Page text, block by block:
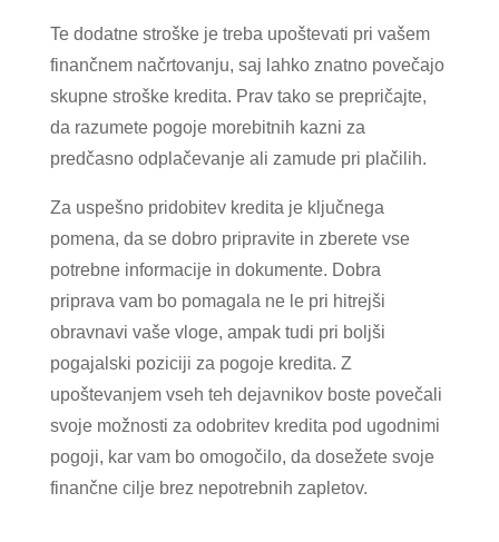
Te dodatne stroške je treba upoštevati pri vašem
finančnem načrtovanju, saj lahko znatno povečajo
skupne stroške kredita. Prav tako se prepričajte,
da razumete pogoje morebitnih kazni za
predčasno odplačevanje ali zamude pri plačilih.
Za uspešno pridobitev kredita je ključnega
pomena, da se dobro pripravite in zberete vse
potrebne informacije in dokumente. Dobra
priprava vam bo pomagala ne le pri hitrejši
obravnavi vaše vloge, ampak tudi pri boljši
pogajalski poziciji za pogoje kredita. Z
upoštevanjem vseh teh dejavnikov boste povečali
svoje možnosti za odobritev kredita pod ugodnimi
pogoji, kar vam bo omogočilo, da dosežete svoje
finančne cilje brez nepotrebnih zapletov.